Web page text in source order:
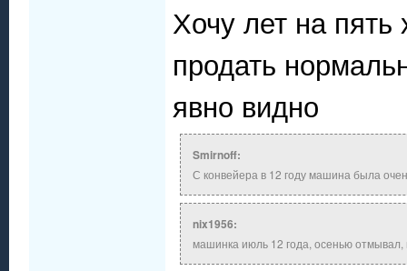
Хочу лет на
продать
явно видно
Smirnoff:
С конвейера в 12 году машина была
nix1956:
машинка июль 12 года, осенью